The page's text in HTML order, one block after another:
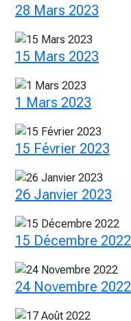
28 Mars 2023
15 Mars 2023
1 Mars 2023
15 Février 2023
26 Janvier 2023
15 Décembre 2022
24 Novembre 2022